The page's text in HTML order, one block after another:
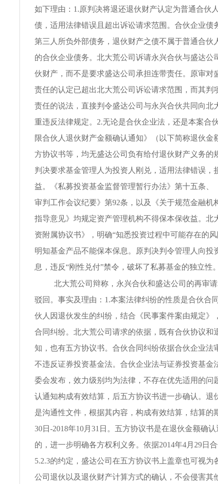
如下理由：1.原判决将退还退伙财产认定为普通合伙
债，适用法律错误且超出诉讼请求范围。合伙企业债
第三人所负外部债务，退伙财产之债不属于普通合伙
的合伙企业债务。北大荒公司诉请永兴合伙与盛达公
伙财产，而不是要求盛达公司承担连带责任。原审对
责任的认定已超出北大荒公司诉讼请求范围，而其判
责任的说法，直接判令盛达公司与永兴合伙共同向北
重违反法律规定。2.无论是合伙企业法，还是本案合
限合伙人退伙财产金额确认通知》（以下简称退伙金
方协议书等，均无盛达公司负有给付退伙财产义务的
判决要求基金管理人为投资人刚兑，适用法律错误，
益。《私募投资基金监督管理暂行办法》第十五条、
审判工作会议纪要》第92条，以及《关于规范金融机
指导意见》均规定资产管理机构不得保本保收益。北
资附属协议书》，明确“知悉投资过程中可能存在的
明知基金产品不能保本保息。原判决判令管理人向投
息，违反“刚性兑付”禁令，破坏了私募基金的独立性
北大荒公司辩称，永兴合伙和盛达公司的再审
驳回。事实及理由：1.本案法律纠纷的性质是合伙合
伙人因退伙发生的纠纷，结合《民事案件案由规定》
合同纠纷。北大荒公司请求的依据，既有合伙协议和
知，也有五方协议书。合伙合同纠纷依据合伙企业法
不违反证券投资基金法。合伙企业法与证券投资基金
委会发布，效力级别均为法律，不存在优先适用的问
认通知构成有效结算，后五方协议书进一步确认。退
是沟通性文件，根据其内容，构成有效结算，结算的
30日-2018年10月31日。五方协议书是在退伙金额确
的，进一步明确各方权利义务。依据2014年4月29日
5.2.3的约定，盛达公司在五方协议书上盖章也可视为
公司退伙以及退伙财产计算方式的确认，不会侵害其